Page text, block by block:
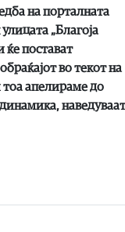
на порталната
„Благоја
ќе постават
во текот на
апелираме до
наведуваат